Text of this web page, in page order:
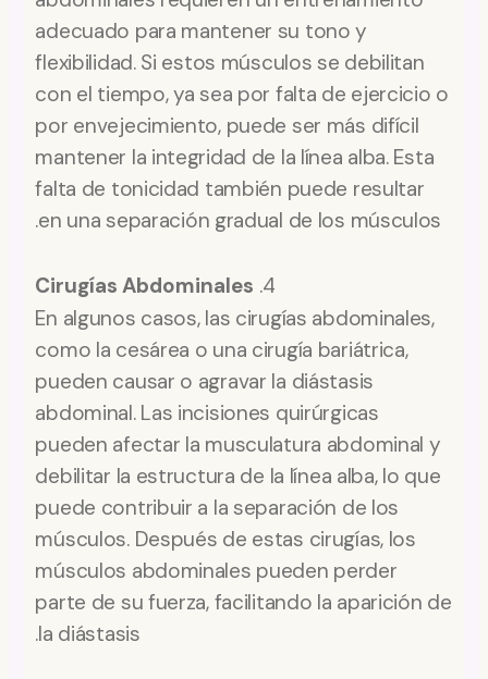
adecuado para mantener su tono y
flexibilidad. Si estos músculos se debilitan
con el tiempo, ya sea por falta de ejercicio o
por envejecimiento, puede ser más difícil
mantener la integridad de la línea alba. Esta
falta de tonicidad también puede resultar
en una separación gradual de los músculos.
4.
Cirugías Abdominales
En algunos casos, las cirugías abdominales,
como la cesárea o una cirugía bariátrica,
pueden causar o agravar la diástasis
abdominal. Las incisiones quirúrgicas
pueden afectar la musculatura abdominal y
debilitar la estructura de la línea alba, lo que
puede contribuir a la separación de los
músculos. Después de estas cirugías, los
músculos abdominales pueden perder
parte de su fuerza, facilitando la aparición de
la diástasis.